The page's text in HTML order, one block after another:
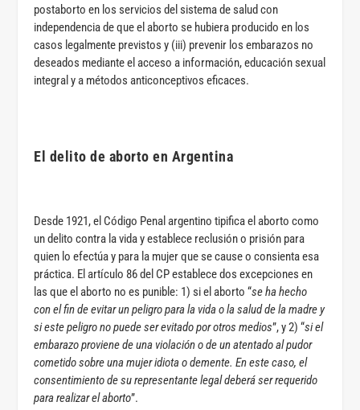
postaborto en los servicios del sistema de salud con
independencia de que el aborto se hubiera producido en los
casos legalmente previstos y (iii) prevenir los embarazos no
deseados mediante el acceso a información, educación sexual
integral y a métodos anticonceptivos eficaces.
El delito de aborto en Argentina
Desde 1921, el Código Penal argentino tipifica el aborto como
un delito contra la vida y establece reclusión o prisión para
quien lo efectúa y para la mujer que se cause o consienta esa
práctica. El artículo 86 del CP establece dos excepciones en
las que el aborto no es punible: 1) si el aborto “se ha hecho
con el fin de evitar un peligro para la vida o la salud de la madre y
si este peligro no puede ser evitado por otros medios”, y 2) “si el
embarazo proviene de una violación o de un atentado al pudor
cometido sobre una mujer idiota o demente. En este caso, el
consentimiento de su representante legal deberá ser requerido
para realizar el aborto”.